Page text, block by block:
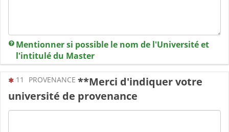
Mentionner si possible le nom de l'Université et
l'intitulé du Master
(Cette question est obligatoire)
11 PROVENANCE **Merci d'indiquer votre
université de provenance